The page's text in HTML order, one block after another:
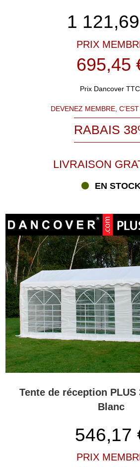
1 121,69
PRIX
695,45
Prix Dancover TTC
DEVENEZ MEMBRE,
RABAIS
LIVRAISON
EN STOCK
Tente de réception PLUS
Blanc
546,17
PRIX